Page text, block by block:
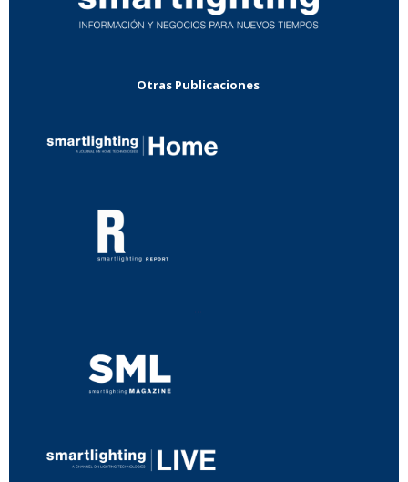
Otras Publicaciones